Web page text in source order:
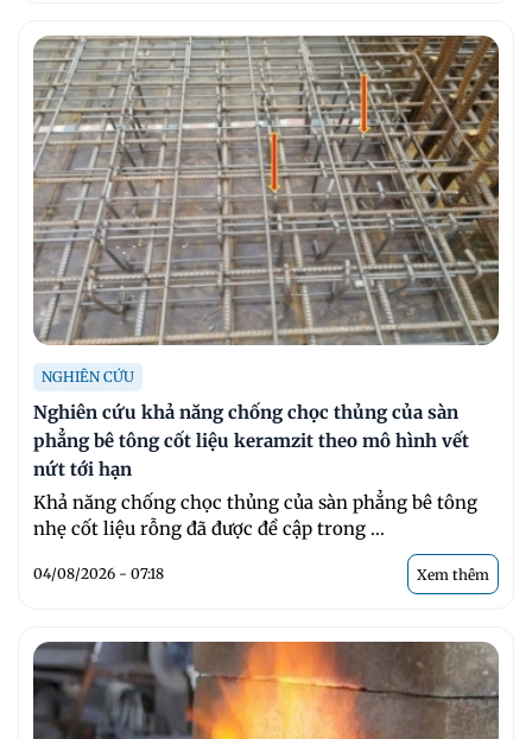
NGHIÊN CỨU
Nghiên cứu khả năng chống chọc thủng của sàn
phẳng bê tông cốt liệu keramzit theo mô hình vết
nứt tới hạn
Khả năng chống chọc thủng của sàn phẳng bê tông
nhẹ cốt liệu rỗng đã được đề cập trong ...
04/08/2026 - 07:18 Xem thêm